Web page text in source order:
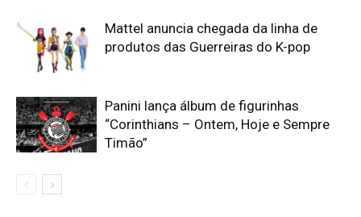
Mattel anuncia chegada da linha de
produtos das Guerreiras do K-pop
Panini lança álbum de figurinhas
“Corinthians – Ontem, Hoje e Sempre
Timão”